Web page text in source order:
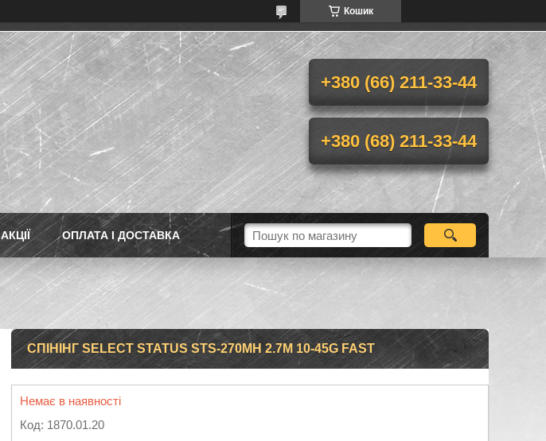
Кошик
+380 (66) 211-33-44
+380 (68) 211-33-44
АКЦІЇ ОПЛАТА І ДОСТАВКА
СПІНІНГ SELECT STATUS STS-270MH 2.7M 10-45G FAST
Немає в наявності
Код: 1870.01.20